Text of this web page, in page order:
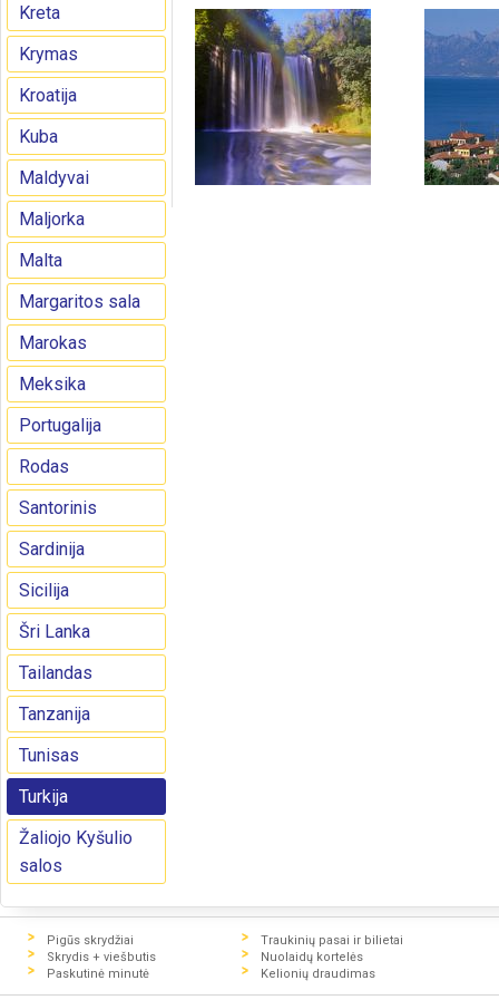
Kreta
Krymas
Kroatija
Kuba
Maldyvai
Maljorka
Malta
Margaritos sala
Marokas
Meksika
Portugalija
Rodas
Santorinis
Sardinija
Sicilija
Šri Lanka
Tailandas
Tanzanija
Tunisas
Turkija
Žaliojo Kyšulio
salos
Pigūs skrydžiai
Skrydis + viešbutis
Paskutinė minutė
Traukinių pasai ir bilietai
Nuolaidų kortelės
Kelionių draudimas